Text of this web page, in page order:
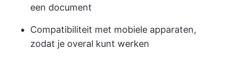
een document
Compatibiliteit met mobiele apparaten,
zodat je overal kunt werken